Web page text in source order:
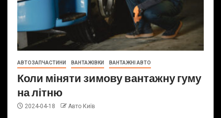
АВТОЗАПЧАСТИНИ ВАНТАЖІВКИ ВАНТАЖНІ АВТО
Коли міняти зимову вантажну гуму
на літню
2024-04-18 Авто Київ